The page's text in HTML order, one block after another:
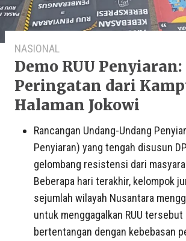
NASIONAL
Demo RUU Penyiaran:
Peringatan dari
Halaman Jokowi
Rancangan Undang-Undang
Penyiaran) yang tengah disusun
gelombang resistensi dari
Beberapa hari terakhir, kelompok
sejumlah wilayah Nusantara
untuk menggagalkan RUU tersebut
bertentangan dengan kebebasan